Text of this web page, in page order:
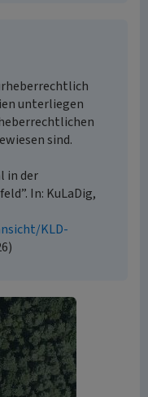
unterliegen
sind.
in der
In: KuLaDig,
KLD-